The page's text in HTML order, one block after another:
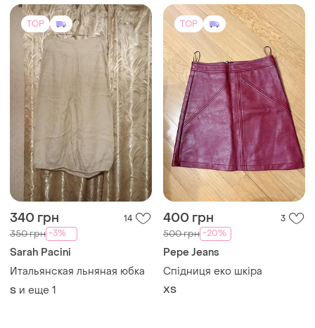
TOP
340 грн 14
350 грн -3%
Sarah Pacini
Итальянская льняная юбка
S и еще 1
TOP
400 грн 3
500 грн -20%
Pepe Jeans
Спідниця еко шкіра
ХS